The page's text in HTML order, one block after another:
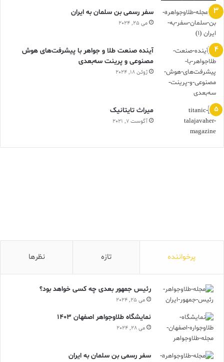
سفر رسمی بن سلمان به ایران
می 25, 2024
آینده صنعت طلا و جواهر با پیشرفت‌های هوش
مصنوعی و پرینت سه‌بعدی
ژوئن 18, 2024
ميراث تايتانيک
آگوست 7, 2021
پرخواننده تازه نظرها
رئیس جمهور بعدی چه کسی خواهد بود؟
می 25, 2024
نمایشگاه طلاوجواهر اصفهان 1403
می 28, 2024
سفر رسمی بن سلمان به ایران